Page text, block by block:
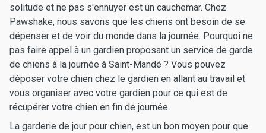
solitude et ne pas s'ennuyer est un cauchemar. Chez
Pawshake, nous savons que les chiens ont besoin de se
dépenser et de voir du monde dans la journée. Pourquoi ne
pas faire appel à un gardien proposant un service de garde
de chiens à la journée à Saint-Mandé ? Vous pouvez
déposer votre chien chez le gardien en allant au travail et
vous organiser avec votre gardien pour ce qui est de
récupérer votre chien en fin de journée.
La garderie de jour pour chien, est un bon moyen pour que